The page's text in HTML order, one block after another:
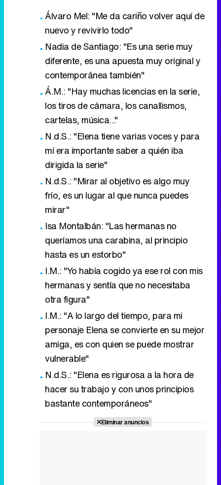
Álvaro Mel: "Me da cariño volver aquí de
nuevo y revivirlo todo"
Nadia de Santiago: "Es una serie muy
diferente, es una apuesta muy original y
contemporánea también"
Á.M.: "Hay muchas licencias en la serie,
los tiros de cámara, los canallismos,
cartelas, música..."
N.d.S.: "Elena tiene varias voces y para
mí era importante saber a quién iba
dirigida la serie"
N.d.S.: "Mirar al objetivo es algo muy
frío, es un lugar al que nunca puedes
mirar"
Isa Montalbán: "Las hermanas no
queríamos una carabina, al principio
hasta es un estorbo"
I.M.: "Yo había cogido ya ese rol con mis
hermanas y sentía que no necesitaba
otra figura"
I.M.: "A lo largo del tiempo, para mi
personaje Elena se convierte en su mejor
amiga, es con quien se puede mostrar
vulnerable"
N.d.S.: "Elena es rigurosa a la hora de
hacer su trabajo y con unos principios
bastante contemporáneos"
Eliminar anuncios